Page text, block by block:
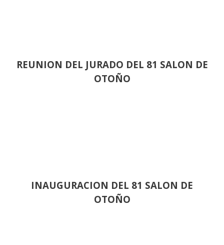
REUNION DEL JURADO DEL 81 SALON DE
OTOÑO
INAUGURACION DEL 81 SALON DE
OTOÑO